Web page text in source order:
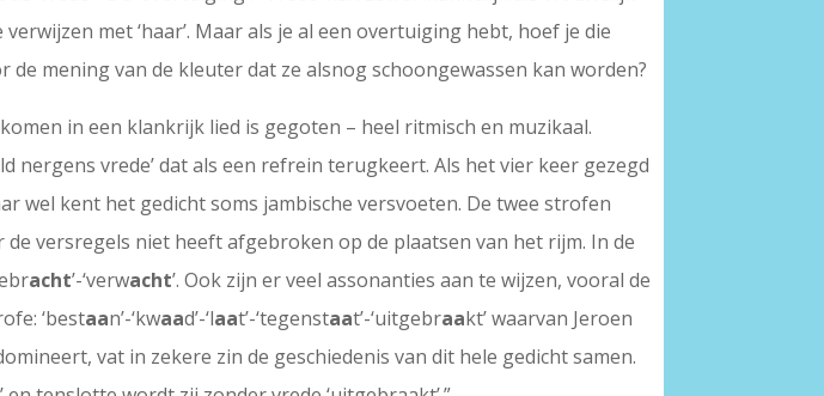
met ‘haar’. Maar als je al een overtuiging hebt, hoef je die
mening van de kleuter dat ze alsnog schoongewassen kan worden?
in een klankrijk lied is gegoten – heel ritmisch en muzikaal.
nergens vrede’ dat als een refrein terugkeert. Als het vier keer gezegd
wel kent het gedicht soms jambische versvoeten. De twee strofen
versregels niet heeft afgebroken op de plaatsen van het rijm. In de
acht’-‘verwacht’. Ook zijn er veel assonanties aan te wijzen, vooral de
‘bestaan’-‘kwaad’-‘laat’-‘tegenstaat’-‘uitgebraakt’ waarvan Jeroen
vat in zekere zin de geschiedenis van dit hele gedicht samen.